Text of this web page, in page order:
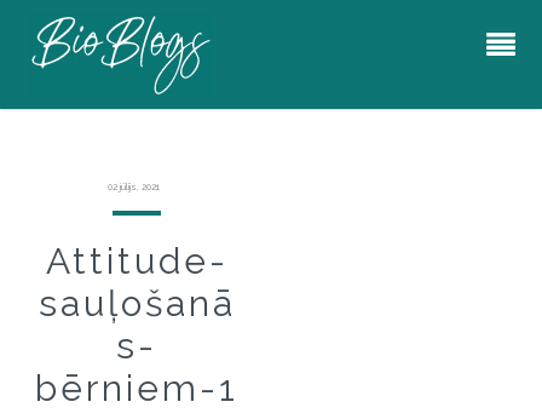
02 jūlijs, 2021
Attitude-
sauļošanā
s-
bērniem-1